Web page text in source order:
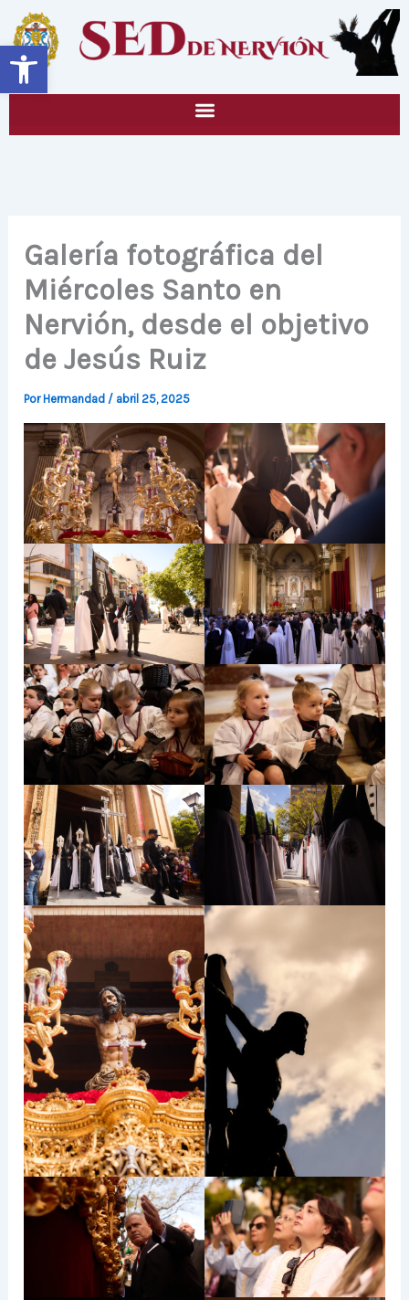
Abrir barra de herramientas
contenido
Galería fotográfica del
Miércoles Santo en
Nervión, desde el objetivo
de Jesús Ruiz
Por Hermandad / abril 25, 2025